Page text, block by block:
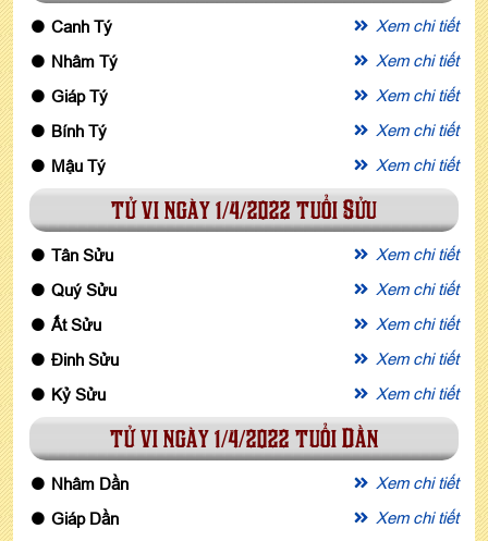
Canh Tý
Xem chi tiết
Nhâm Tý
Xem chi tiết
Giáp Tý
Xem chi tiết
Bính Tý
Xem chi tiết
Mậu Tý
Xem chi tiết
tử vi ngày 1/4/2022 tuổi Sửu
Tân Sửu
Xem chi tiết
Quý Sửu
Xem chi tiết
Ất Sửu
Xem chi tiết
Đinh Sửu
Xem chi tiết
Kỷ Sửu
Xem chi tiết
tử vi ngày 1/4/2022 tuổi Dần
Nhâm Dần
Xem chi tiết
Giáp Dần
Xem chi tiết